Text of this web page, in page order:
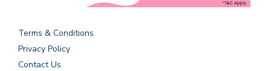
Terms & Conditions
Privacy Policy
Contact Us